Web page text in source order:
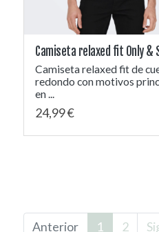
Camiseta relaxed fit Only &
Camiseta relaxed fit de
redondo con motivos
en ...
24,99 €
Anterior 1 2